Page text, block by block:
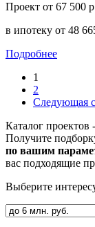
Проект от 67 500
в ипотеку от 48
Подробнее
1
2
Следующая
Каталог проектов -
Получите
по вашим
вас подходящие
Выберите